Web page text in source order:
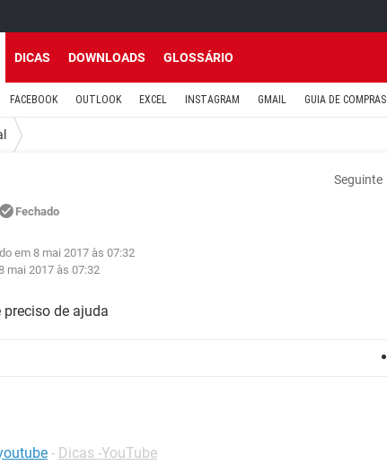
DICAS DOWNLOADS GLOSSÁRIO
FACEBOOK OUTLOOK EXCEL INSTAGRAM GMAIL GUIA DE COMPRAS
Seguinte
Fechado
em 8 mai 2017 às 07:32
mai 2017 às 07:32
de ajuda
- Dicas -YouTube